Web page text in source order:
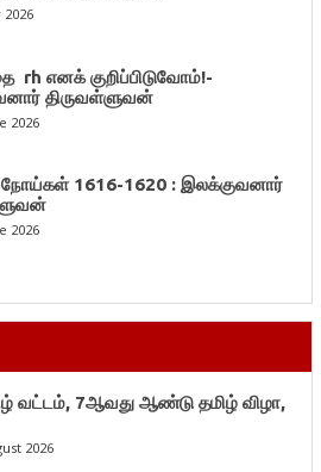
2026
rh எனக் குறிப்பிடுவோம்!-
திருவள்ளுவன்
2026
நோய்கள் 1616-1620 : இலக்குவனார்
2026
வட்டம், 7ஆவது ஆண்டு தமிழ் விழா,
2026